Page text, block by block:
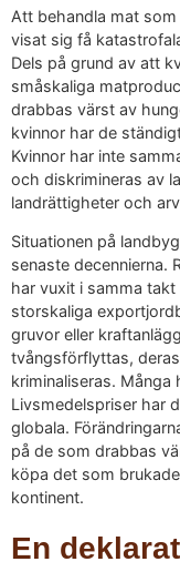
Att behandla mat
visat sig få
Dels på grund av att
småskaliga
drabbas värst av
kvinnor har de
Kvinnor har inte
och diskrimineras av
landrättigheter och
Situationen på
senaste decennierna.
har vuxit i samma
storskaliga
gruvor eller
tvångsförflyttas,
kriminaliseras. Många
Livsmedelspriser har
globala.
på de som drabbas
köpa det som
kontinent.
En